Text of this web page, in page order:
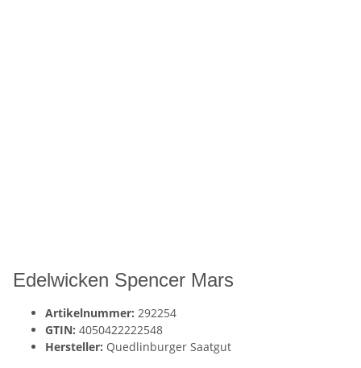
Edelwicken Spencer Mars
Artikelnummer: 292254
GTIN: 4050422222548
Hersteller: Quedlinburger Saatgut